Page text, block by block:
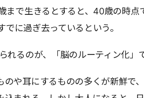
まで生きるとすると、40歳の時点
に過ぎ去っているという。
れるのが、「脳のルーティン化」
のや耳にするものの多くが新鮮で